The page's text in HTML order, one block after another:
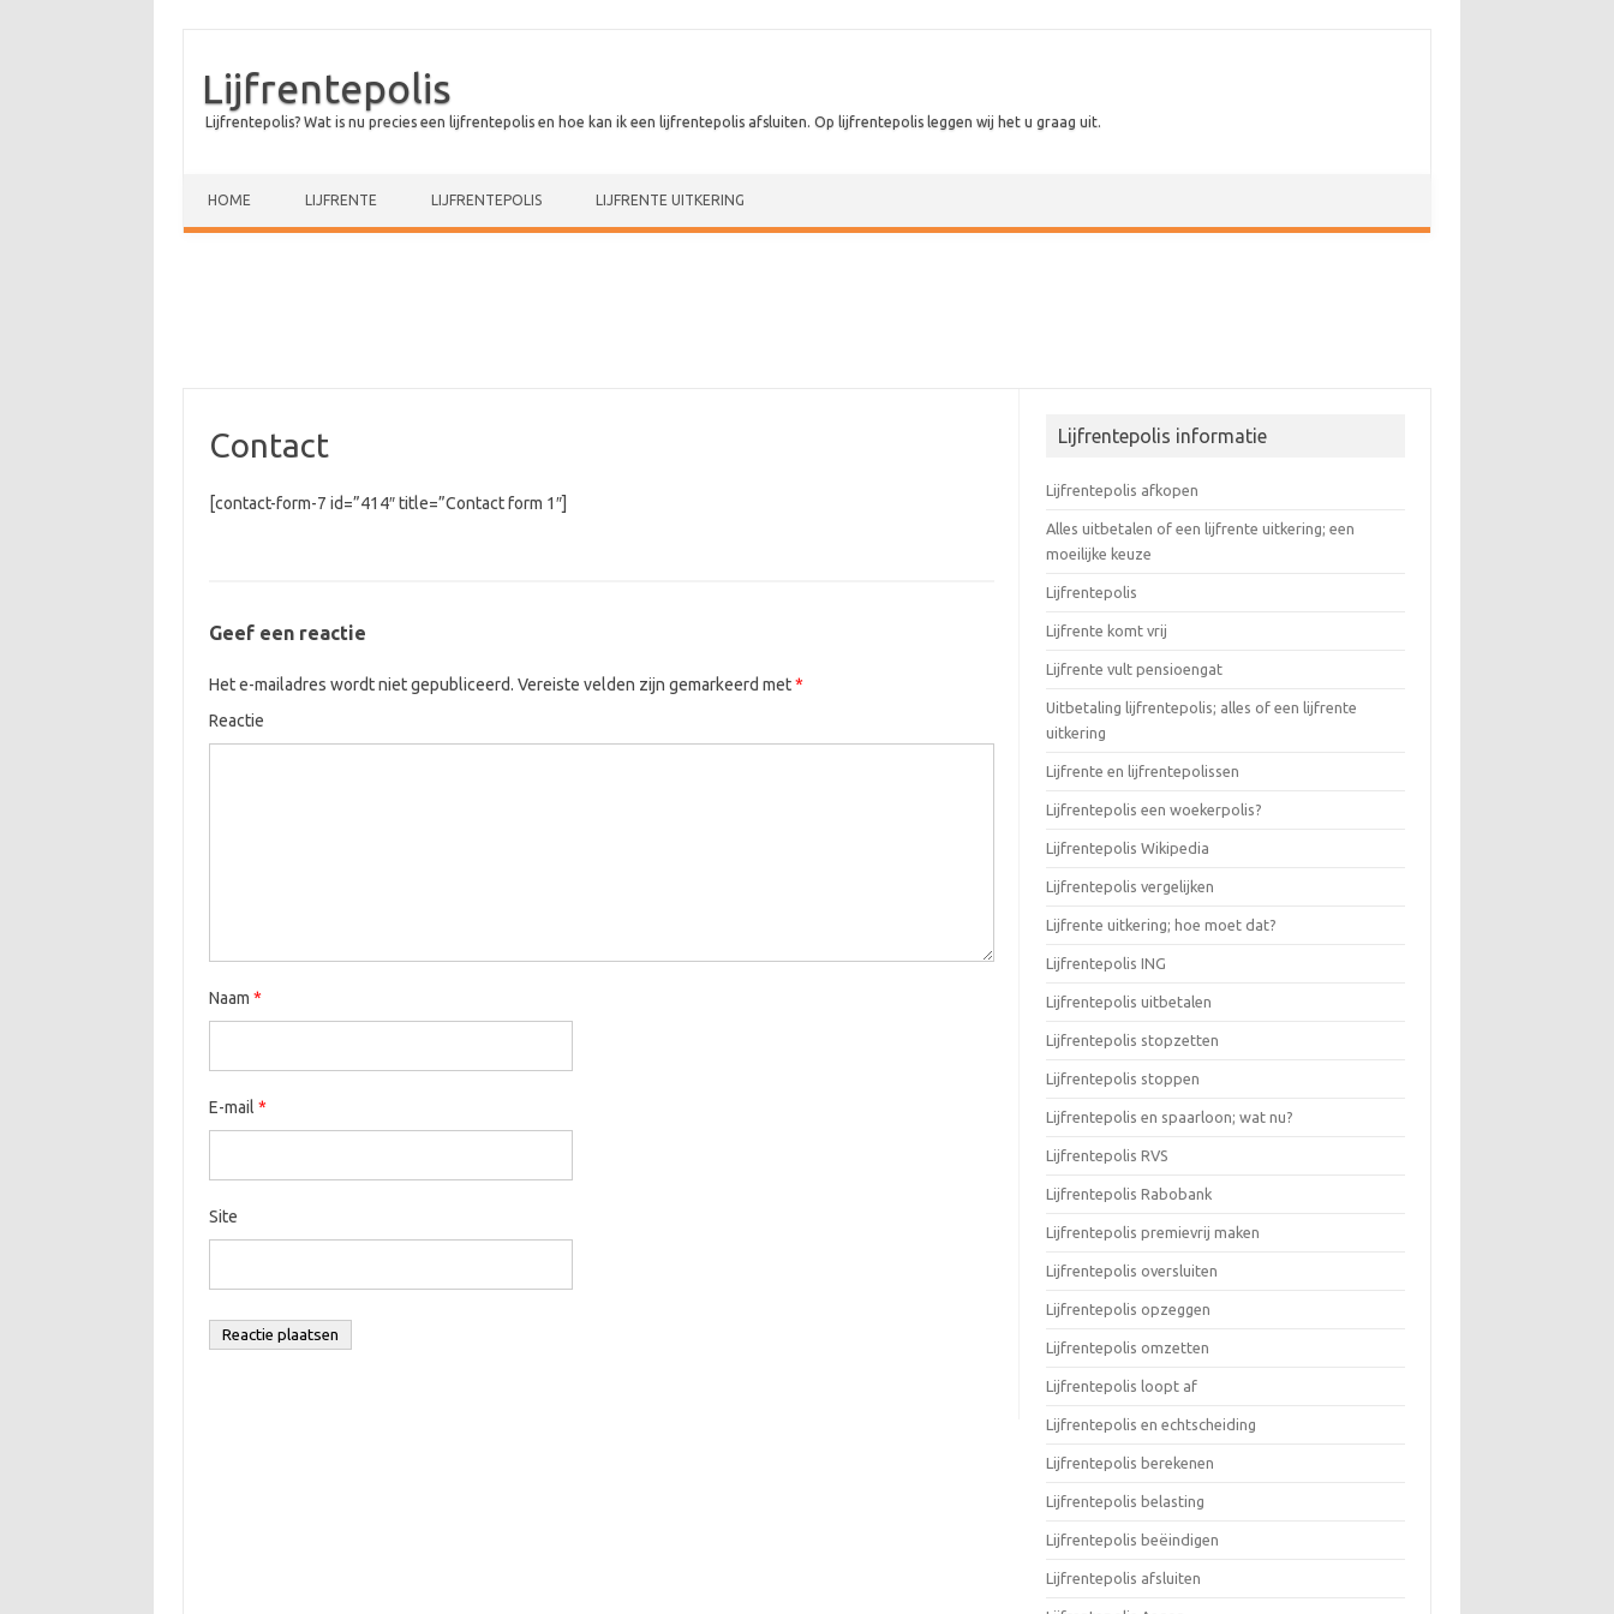
Lijfrentepolis
Lijfrentepolis? Wat is nu precies een lijfrentepolis en hoe kan ik een lijfrentepolis afsluiten. Op lijfrentepolis leggen wij het u graag uit.
HOME LIJFRENTE LIJFRENTEPOLIS LIJFRENTE UITKERING
Contact
[contact-form-7 id=”414″ title=”Contact form 1″]
Geef een reactie
Het e-mailadres wordt niet gepubliceerd. Vereiste velden zijn gemarkeerd met*
Reactie
Naam *
E-mail *
Site
Lijfrentepolis informatie
Lijfrentepolis afkopen
Alles uitbetalen of een lijfrente uitkering; een
moeilijke keuze
Lijfrentepolis
Lijfrente komt vrij
Lijfrente vult pensioengat
Uitbetaling lijfrentepolis; alles of een lijfrente
uitkering
Lijfrente en lijfrentepolissen
Lijfrentepolis een woekerpolis?
Lijfrentepolis Wikipedia
Lijfrentepolis vergelijken
Lijfrente uitkering; hoe moet dat?
Lijfrentepolis ING
Lijfrentepolis uitbetalen
Lijfrentepolis stopzetten
Lijfrentepolis stoppen
Lijfrentepolis en spaarloon; wat nu?
Lijfrentepolis RVS
Lijfrentepolis Rabobank
Lijfrentepolis premievrij maken
Lijfrentepolis oversluiten
Lijfrentepolis opzeggen
Lijfrentepolis omzetten
Lijfrentepolis loopt af
Lijfrentepolis en echtscheiding
Lijfrentepolis berekenen
Lijfrentepolis belasting
Lijfrentepolis beëindigen
Lijfrentepolis afsluiten